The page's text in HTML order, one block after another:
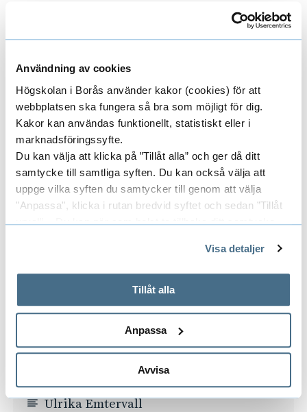
Användning av cookies
Högskolan i Borås använder kakor (cookies) för att
webbplatsen ska fungera så bra som möjligt för dig.
Kakor kan användas funktionellt, statistiskt eller i
marknadsföringssyfte.
Du kan välja att klicka på ”Tillåt alla” och ger då ditt
samtycke till samtliga syften. Du kan också välja att
uppge vilka syften du samtycker till genom att välja
"Anpassa", klicka i rutan bredvid syftet och sedan ”Tillåt
urval”. Du kan när som helst ta tillbaka ditt samtycke
På fliken "Information" kan du läsa om hur kakorna
används och hur vi och våra leverantörer inhämtar och
behandlar personuppgifter.
Visa detaljer
Tillåt alla
Anpassa
Avvisa
kronor. En organisationsöversyn påbörjades
där genomlysning av kursbudgetar och
kursupplägg har varit en del, och att minska
antalet anställda en annan.
Under hösten kunde den undervisande
personalen anmäla intresse för ett individuellt
avgångspaket. 14 personer valde att ta
erbjudandet om ett individuellt avtal.
Detta var ändå inte tillräckligt för att spara in
fått information om att de riskerar uppsägning
på grund av arbetsbrist.
Ulrika Emtervall